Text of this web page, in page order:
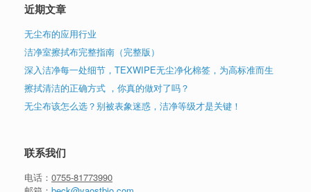
近期文章
无尘布的应用行业
洁净室擦拭布完整指南（完整版）
深入洁净每一处细节，TEXWIPE无尘净化棉签，为高标准而生
擦拭清洁的正确方式 ，你真的做对了吗？
无尘布该怎么选？别被表象迷惑，洁净等级才是关键！
联系我们
电话： 0755-81773990